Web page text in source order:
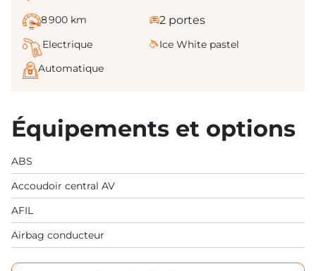
8 900 km 2 portes
Electrique
Ice White pastel
Automatique
Équipements et options
ABS
Accoudoir central AV
AFIL
Airbag conducteur